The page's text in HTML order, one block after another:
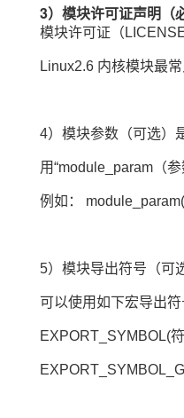
3）模块许可证声明（
模块许可证（
Linux2.6 内核模块最
4）模块参数（可选）
用“module_param（
例如：
5）模块导出符号（可
可以使用如下宏导出符
EXPORT_SYMBOL(